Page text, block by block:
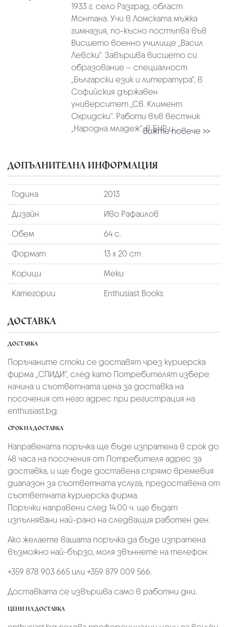
1933 г. село Разград, област
Монтана. Учи в Ломската мъжка
гимназия, по-късно постъпва във
Висшето военно училище „Васил
Левски“. Завършва висшето си
образование – специалност
„Български език и литература“, в
Софийския държавен
университет „Св. Климент
Охридски“. Работи във вестник
„Народна младеж“, в БНР и ...
Вижте повече >>
ДОПЪЛНИТЕЛНА ИНФОРМАЦИЯ
Година
2013
Дизайн
Иво Рафаилов
Обем
64 с.
Формат
13 х 20 cm
Корици
Меки
Категории
Enthusiast Books
ДОСТАВКА
ДОСТАВКА
Поръчаните стоки се доставят чрез куриерскa
фирмa „СПИДИ“, след като Потребителят избере
начина и съответната цена за доставка на
посочения от него адрес при регистрация на
enthusiast.bg.
СРОК НА ДОСТАВКА
Направената поръчка ще бъде изпратена в срок до
48 часа на посочения от Потребителя адрес за
доставка, и ще бъде доставена спрямо времевия
диапазон за съответната услуга, предоставена от
съответната куриерска фирма.
Поръчки направени след 14:00 ч. ще бъдат
изпълнявани най-рано на следващия работен ден.
Ако желаете вашата поръчка да бъде изпратена
възможно най-бързо, моля звъннете на телефон:
+359 878 903 665 или +359 879 009 566.
Доставката се извършва само в работни дни.
ЦЕНИ НА ДОСТАВКА